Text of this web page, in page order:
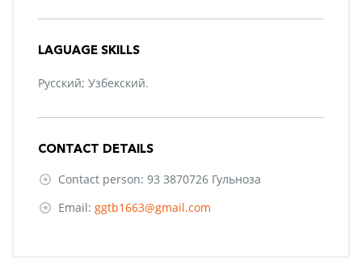
LAGUAGE SKILLS
Русский; Узбекский.
CONTACT DETAILS
Contact person: 93 3870726 Гульноза
Email: ggtb1663@gmail.com